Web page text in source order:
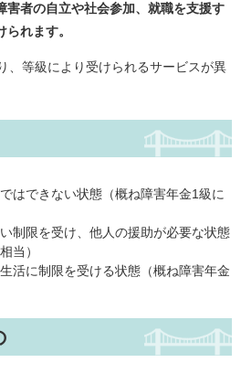
害者の自立や社会参加、就職を支援す
れます。
、等級により受けられるサービスが異
はできない状態（概ね障害年金1級に
制限を受け、他人の援助が必要な状態
当）
活に制限を受ける状態（概ね障害年金